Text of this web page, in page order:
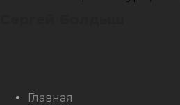
Behance
Главная